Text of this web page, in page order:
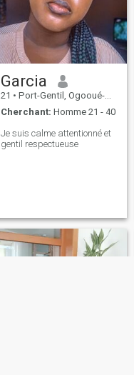
Garcia
21 • Port-Gentil, Ogooué-Maritime, Gabon
Cherchant: Homme 21 - 40
Je suis calme attentionné et
gentil respectueuse